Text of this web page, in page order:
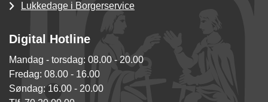
Lukkedage i Borgerservice
Digital Hotline
Mandag - torsdag: 08.00 - 20.00
Fredag: 08.00 - 16.00
Søndag: 16.00 - 20.00